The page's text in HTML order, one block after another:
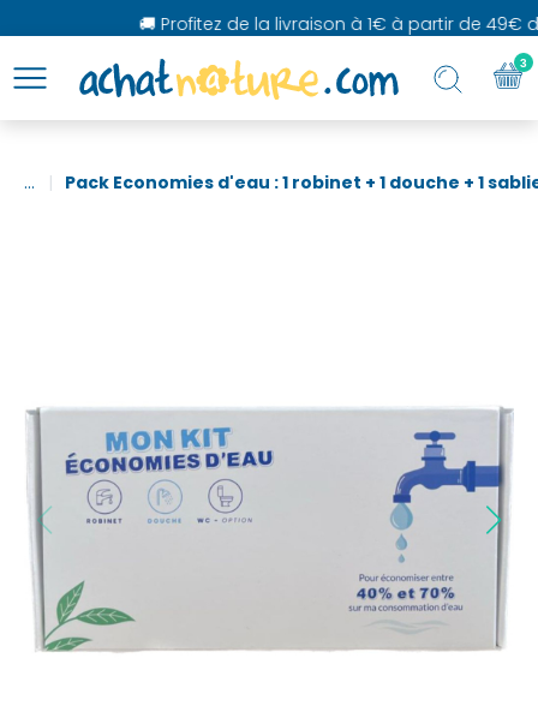
🚚 Profitez de la livraison à 1€ à partir de 49€
... Pack Economies d'eau : 1 robinet + 1 douche + 1
3